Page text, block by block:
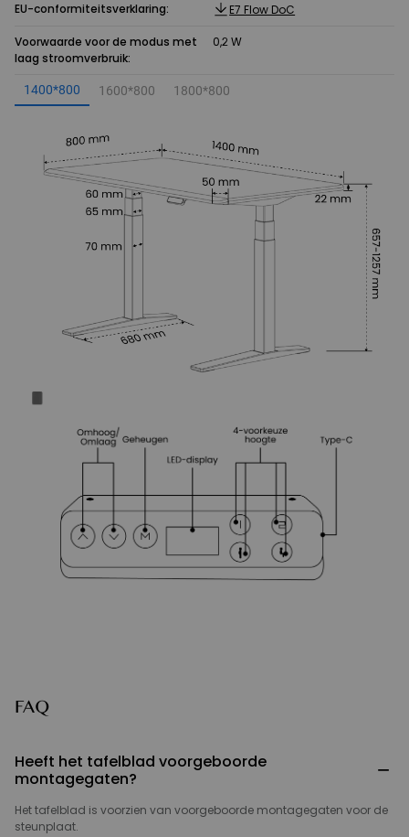
EU-conformiteitsverklaring: E7 Flow DoC
Voorwaarde voor de modus met
laag stroomverbruik:
0,2 W
1400*800 1600*800 1800*800
FAQ
Heeft het tafelblad voorgeboorde
montagegaten?
−
Het tafelblad is voorzien van voorgeboorde montagegaten voor de
steunplaat.